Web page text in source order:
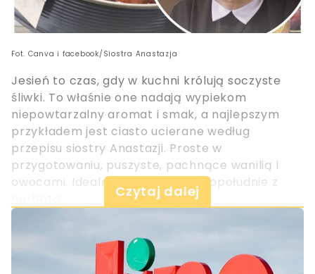
Fot. Canva i facebook/Siostra Anastazja
Jesień to czas, gdy w kuchni królują soczyste
śliwki. To właśnie one nadają wypiekom
niepowtarzalny aromat i smak, a najlepszym
przykładem jest ciasto ucierane według
przepisu siostry Anastazji. Proste w
przygotowaniu, puszyste, pachnące wanilią i
owocami. Idealne na niedzielne popołudnie z
Czytaj dalej